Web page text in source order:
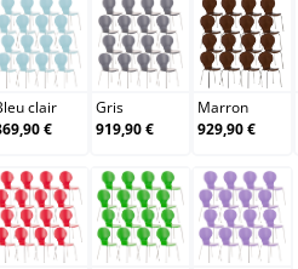
Bleu clair
clair
€
Gris
Gris
919,90 €
Marron
929,90 €
Rouge Vert Violet